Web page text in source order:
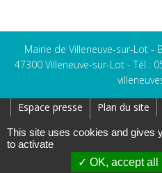
Mairie de Villeneuve-sur-Lot -
47300 Villeneuve-sur-Lot - Tél :
Espace presse Plan du site
Création : AtoutPixel
This site uses cookies and gives
to activate
OK, accept all